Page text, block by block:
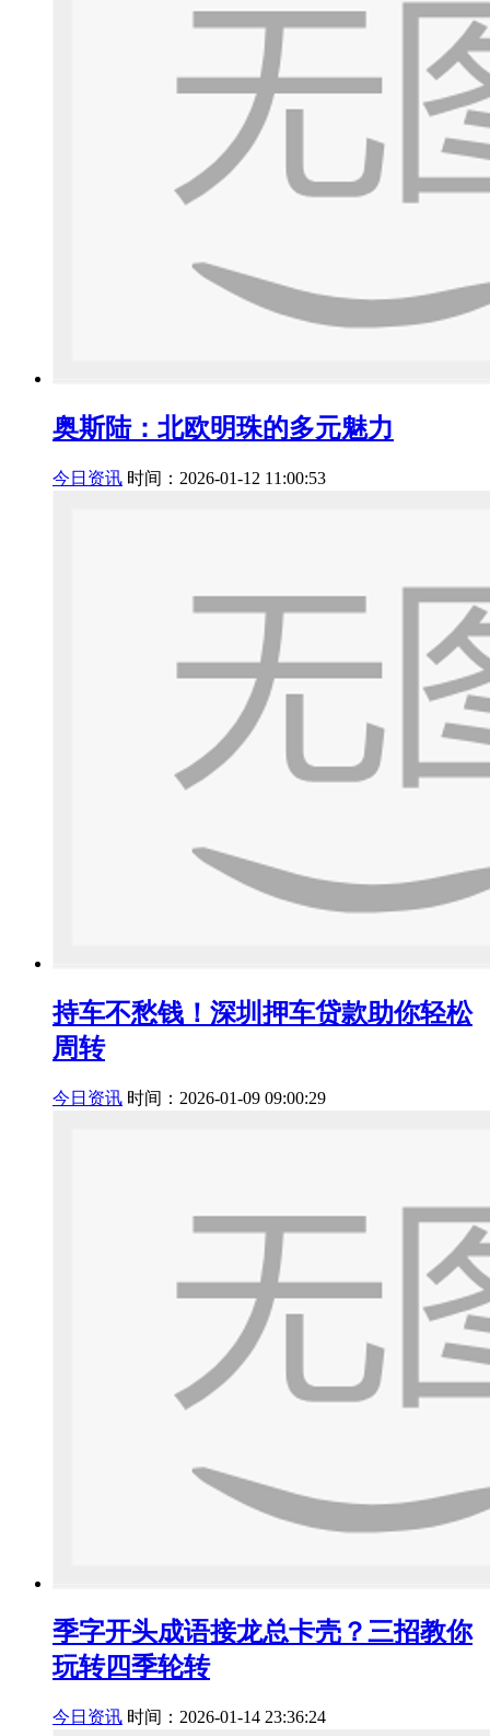
奥斯陆：北欧明珠的多元魅力
今日资讯 时间：2026-01-12 11:00:53
持车不愁钱！深圳押车贷款助你轻松
周转
今日资讯 时间：2026-01-09 09:00:29
季字开头成语接龙总卡壳？三招教你
玩转四季轮转
今日资讯 时间：2026-01-14 23:36:24